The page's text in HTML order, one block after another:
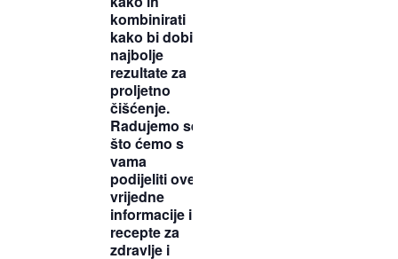
kombinirati
kako bi dobili
najbolje
rezultate za
proljetno
čišćenje.
Radujemo se
što ćemo s
vama
podijeliti ove
vrijedne
informacije i
recepte za
zdravlje i